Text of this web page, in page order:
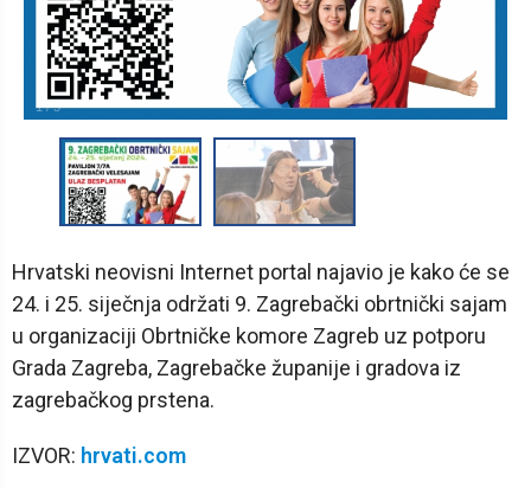
1/5
Hrvatski neovisni Internet portal najavio je kako će se
24. i 25. siječnja održati 9. Zagrebački obrtnički sajam
u organizaciji Obrtničke komore Zagreb uz potporu
Grada Zagreba, Zagrebačke županije i gradova iz
zagrebačkog prstena.
IZVOR: hrvati.com